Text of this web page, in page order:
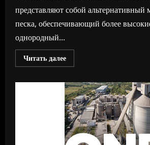
представляют собой альтернативный
песка, обеспечивающий более
однородный...
Читать далееПрочитать
больше
Установки
UltraSAND